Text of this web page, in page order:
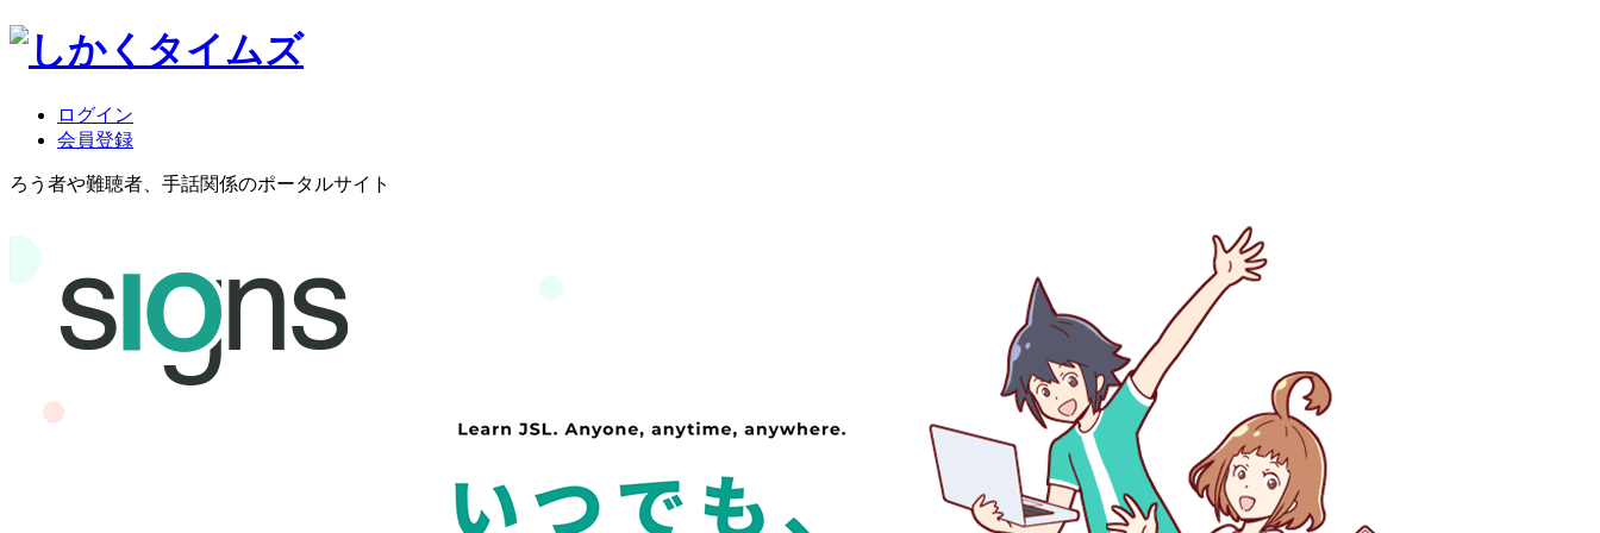
ログイン
会員登録
ろう者や難聴者、手話関係のポータルサイト